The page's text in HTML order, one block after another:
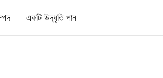
একটি উদ্ধৃতি পান